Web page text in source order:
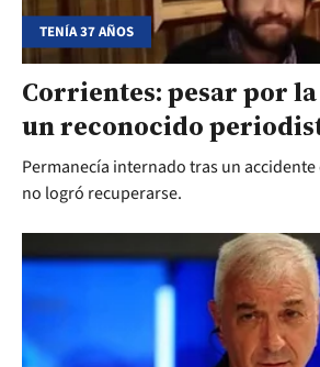
TENÍA 37 AÑOS
Corrientes: pesar por
un reconocido
Permanecía internado tras un
no logró recuperarse.